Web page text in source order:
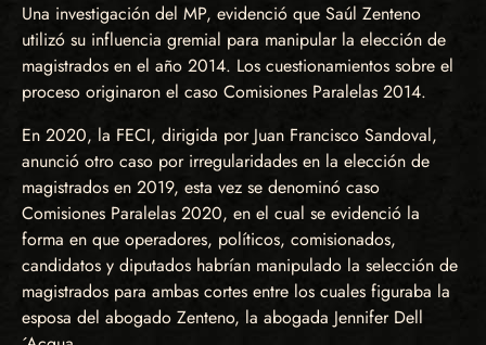
Una investigación del MP, evidenció que Saúl Zenteno
utilizó su influencia gremial para manipular la elección de
magistrados en el año 2014. Los cuestionamientos sobre el
proceso originaron el caso Comisiones Paralelas 2014.
En 2020, la FECI, dirigida por Juan Francisco Sandoval,
anunció otro caso por irregularidades en la elección de
magistrados en 2019, esta vez se denominó caso
Comisiones Paralelas 2020, en el cual se evidenció la
forma en que operadores, políticos, comisionados,
candidatos y diputados habrían manipulado la selección de
magistrados para ambas cortes entre los cuales figuraba la
esposa del abogado Zenteno, la abogada Jennifer Dell